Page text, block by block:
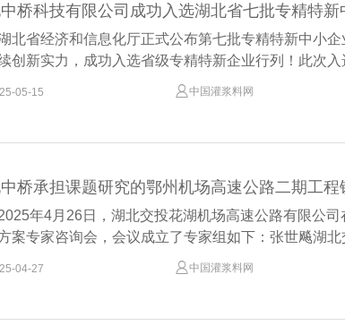
桥科技有限公司成功入选湖北省七批专精特新
北省经济和信息化厅正式公布第七批专精特新中小
创新实力，成功入选省级专精特新企业行列！此次
05-15  中国灌浆料网
年4月26日，湖北交投花湖机场高速公路有限公
案专家咨询会，会议成立了专家组如下：张世飚湖
04-27  中国灌浆料网